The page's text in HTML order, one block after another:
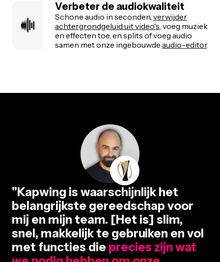
Verbeter de audiokwaliteit
Schone audio in seconden, verwijder
achtergrondgeluid uit video's, voeg muziek
en effecten toe, en splits of voeg audio
samen met onze ingebouwde audio-editor.
"Kapwing is waarschijnlijk het
belangrijkste gereedschap voor
mij en mijn team. [Het is] slim,
snel, makkelijk te gebruiken en vol
met functies die precies zijn wat